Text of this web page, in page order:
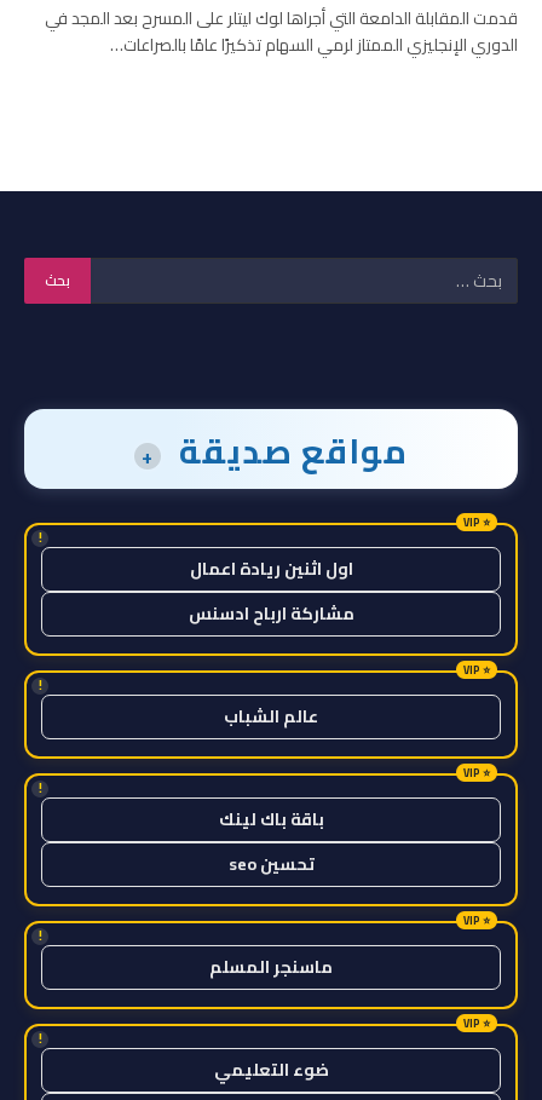
قدمت المقابلة الدامعة التي أجراها لوك ليتلر على المسرح بعد المجد في
الدوري الإنجليزي الممتاز لرمي السهام تذكيرًا عامًا بالصراعات…
مواقع صديقة +
!
اول اثنين ريادة اعمال
مشاركة ارباح ادسنس
!
عالم الشباب
!
باقة باك لينك
تحسين seo
!
ماسنجر المسلم
!
ضوء التعليمي